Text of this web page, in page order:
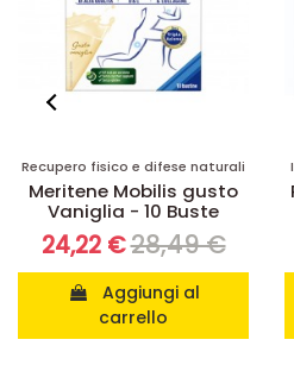
naturali
gusto
Buste
€
Integratori per
Peptivis gusto
20 Bustine
20,57 €